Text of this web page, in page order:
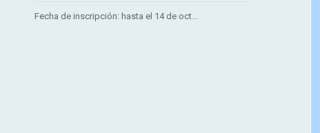
Fecha de inscripción: hasta el 14 de oct...